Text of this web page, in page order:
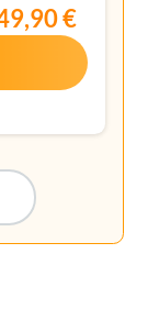
di
medica
€